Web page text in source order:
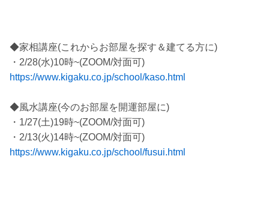
◆家相講座(これからお部屋を探す＆建てる方に)
・2/28(水)10時~(ZOOM/対面可)
https://www.kigaku.co.jp/school/kaso.html
◆風水講座(今のお部屋を開運部屋に)
・1/27(土)19時~(ZOOM/対面可)
・2/13(火)14時~(ZOOM/対面可)
https://www.kigaku.co.jp/school/fusui.html